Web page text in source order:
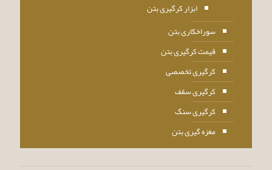
ابزار کرگیری بتن
سوراخکاری بتن
قیمت کرگیری بتن
کرگیری تخصصی
کرگیری سقف
کرگیری سنگ
مغزه گیری بتن